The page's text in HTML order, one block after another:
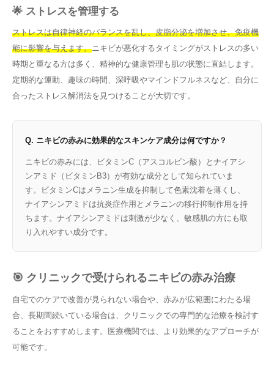
🌟 ストレスを管理する
ストレスは自律神経のバランスを乱し、皮脂分泌を増加させ、免疫機
能に影響を与えます。ニキビが悪化するタイミングがストレスの多い
時期と重なる方は多く、精神的な健康管理も肌の状態に直結します。
定期的な運動、趣味の時間、深呼吸やマインドフルネスなど、自分に
合ったストレス解消法を見つけることが大切です。
Q. ニキビの赤みに効果的なスキンケア成分は何ですか？
ニキビの赤みには、ビタミンC（アスコルビン酸）とナイアシ
ンアミド（ビタミンB3）が有効な成分として知られていま
す。ビタミンCはメラニン生成を抑制して色素沈着を薄くし、
ナイアシンアミドは抗炎症作用とメラニンの移行抑制作用を持
ちます。ナイアシンアミドは刺激が少なく、敏感肌の方にも取
り入れやすい成分です。
🎯 クリニックで受けられるニキビの赤み治療
自宅でのケアで改善が見られない場合や、赤みが広範囲にわたる場
合、長期間続いている場合は、クリニックでの専門的な治療を検討す
ることをおすすめします。医療機関では、より効果的なアプローチが
可能です。